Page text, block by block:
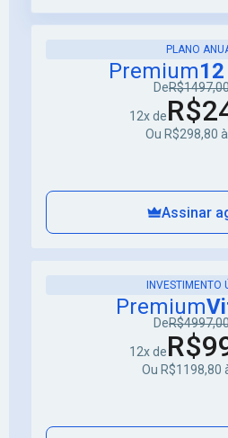
PLANO
Premium
De
12x de
Ou R$298,80
Assinar
INVESTIMENTO
Premium
De
12x de
Ou R$1198,80